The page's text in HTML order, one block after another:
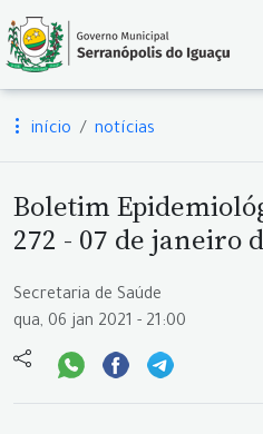
início notícias
Boletim
272 - 07 de janeiro
Secretaria de Saúde
qua, 06 jan 2021 - 21:00